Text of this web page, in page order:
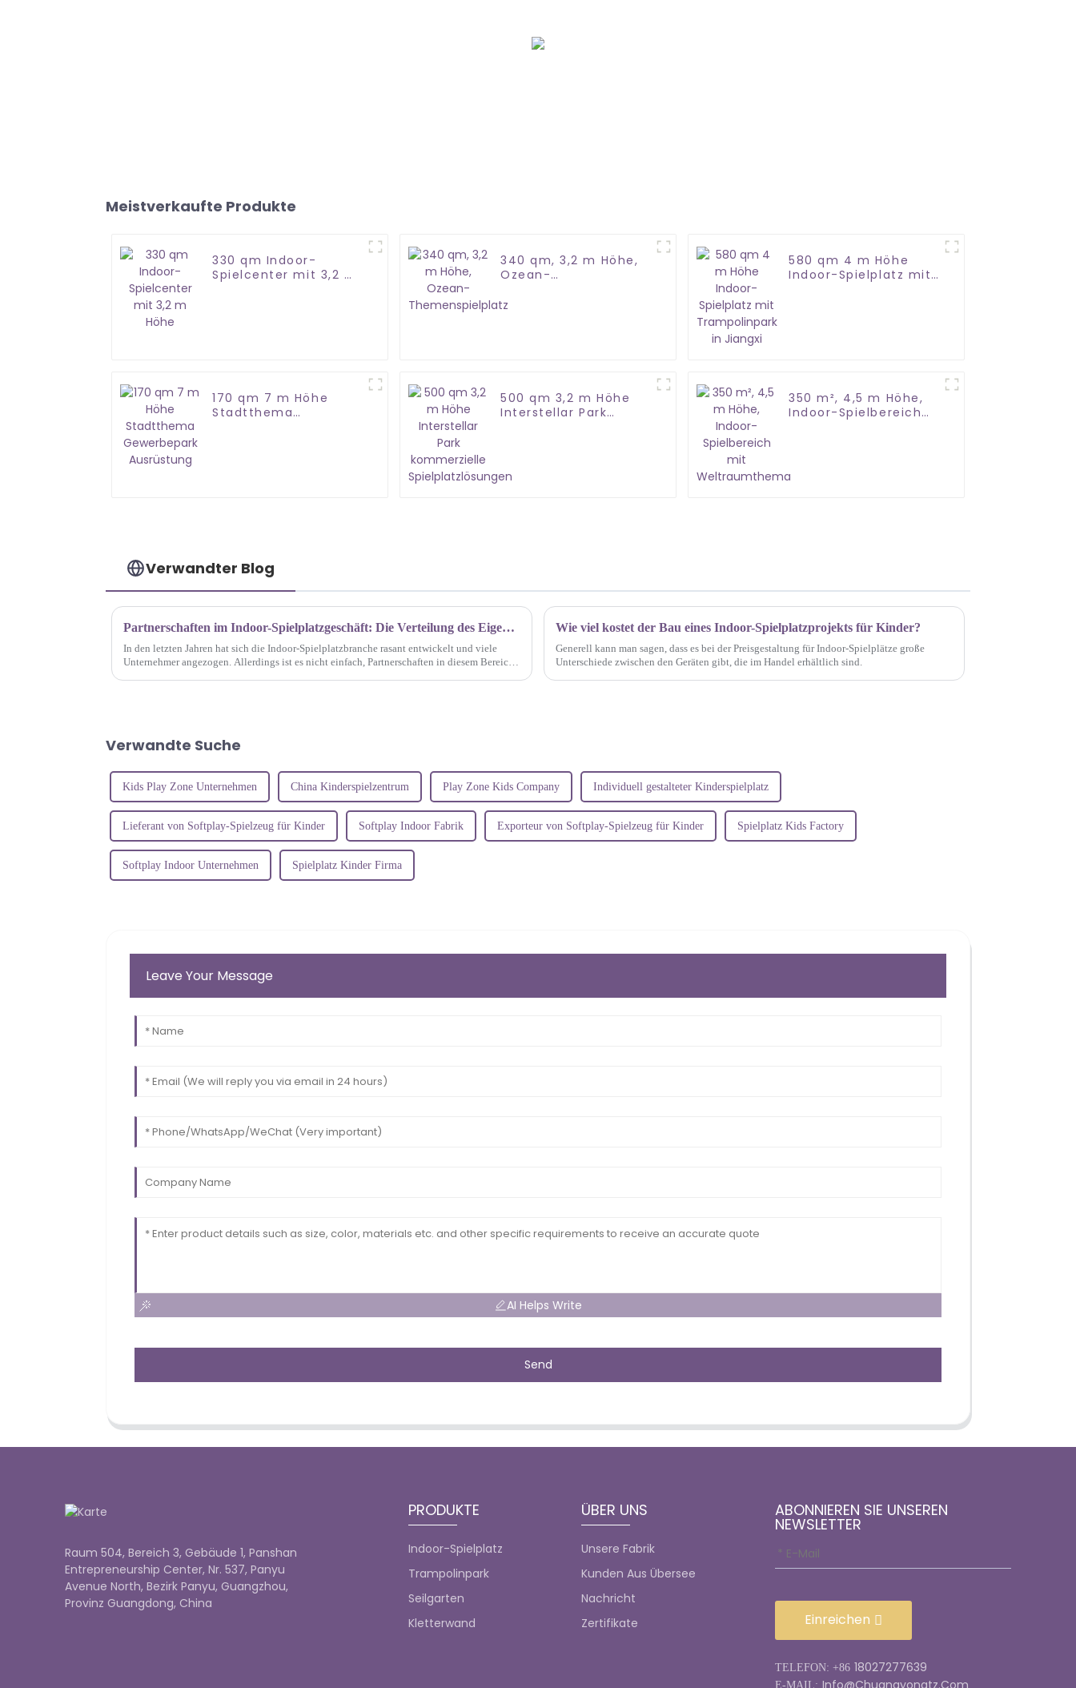
Meistverkaufte Produkte
330 qm Indoor-
Spielcenter mit 3,2 m
340 qm, 3,2 m Höhe,
Ozean-
580 qm 4 m Höhe
Indoor-Spielplatz mit
170 qm 7 m Höhe
Stadtthema
500 qm 3,2 m Höhe
Interstellar Park
350 m², 4,5 m Höhe,
Indoor-Spielbereich
Verwandter Blog
Partnerschaften im Indoor-Spielplatzgeschäft: Die Verteilung des Eigenkapitals ist entscheidend
In den letzten Jahren hat sich die Indoor-Spielplatzbranche rasant entwickelt und viele
Unternehmer angezogen. Allerdings ist es nicht einfach, Partnerschaften in diesem Bereich
Wie viel kostet der Bau eines Indoor-Spielplatzprojekts für Kinder?
Generell kann man sagen, dass es bei der Preisgestaltung für Indoor-Spielplätze große
Unterschiede zwischen den Geräten gibt, die im Handel erhältlich sind.
Verwandte Suche
Kids Play Zone Unternehmen China Kinderspielzentrum Play Zone Kids Company Individuell gestalteter Kinderspielplatz
Lieferant von Softplay-Spielzeug für Kinder Softplay Indoor Fabrik Exporteur von Softplay-Spielzeug für Kinder Spielplatz Kids Factory
Softplay Indoor Unternehmen Spielplatz Kinder Firma
Leave Your Message
AI Helps Write
Send
Raum 504, Bereich 3, Gebäude 1, Panshan
Entrepreneurship Center, Nr. 537, Panyu
Avenue North, Bezirk Panyu, Guangzhou,
Provinz Guangdong, China
PRODUKTE
Indoor-Spielplatz
Trampolinpark
Seilgarten
Kletterwand
ÜBER UNS
Unsere Fabrik
Kunden Aus Übersee
Nachricht
Zertifikate
ABONNIEREN SIE UNSEREN
NEWSLETTER
Einreichen
TELEFON: +86 18027277639
E-MAIL: Info@chuangyongtz.com